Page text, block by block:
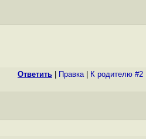
Ответить Правка| К родителю #2